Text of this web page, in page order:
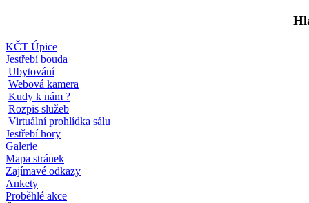
KČT Úpice
Jestřebí bouda
Ubytování
Webová kamera
Kudy k nám ?
Rozpis služeb
Virtuální prohlídka sálu
Jestřebí hory
Galerie
Mapa stránek
Zajímavé odkazy
Ankety
Proběhlé akce